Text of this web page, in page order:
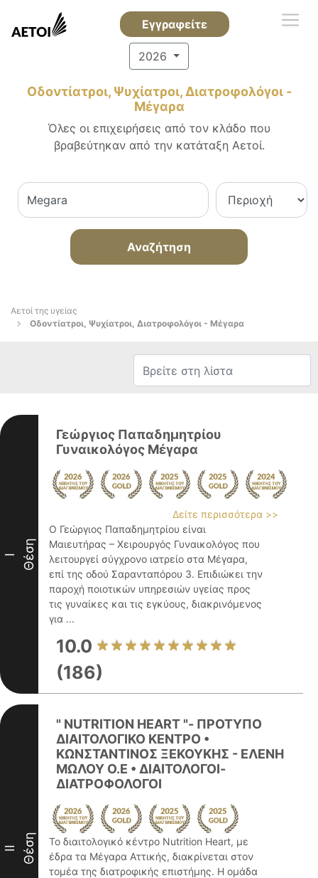
Εγγραφείτε
2026
Οδοντίατροι, Ψυχίατροι, Διατροφολόγοι -
Μέγαρα
Όλες οι επιχειρήσεις από τον κλάδο που
βραβεύτηκαν από την κατάταξη Αετοί.
Αναζήτηση
Αετοί της υγείας
Οδοντίατροι, Ψυχίατροι, Διατροφολόγοι - Μέγαρα
I Θέση
Γεώργιος Παπαδημητρίου
Γυναικολόγος Μέγαρα
Δείτε περισσότερα >>
Ο Γεώργιος Παπαδημητρίου είναι
Μαιευτήρας – Χειρουργός Γυναικολόγος που
λειτουργεί σύγχρονο ιατρείο στα Μέγαρα,
επί της οδού Σαρανταπόρου 3. Επιδιώκει την
παροχή ποιοτικών υπηρεσιών υγείας προς
τις γυναίκες και τις εγκύους, διακρινόμενος
για ...
10.0
(186)
II Θέση
" NUTRITION HEART "- ΠΡΟΤΥΠΟ
ΔΙΑΙΤΟΛΟΓΙΚΟ ΚΕΝΤΡΟ •
ΚΩΝΣΤΑΝΤΙΝΟΣ ΞΕΚΟΥΚΗΣ - ΕΛΕΝΗ
ΜΩΛΟΥ Ο.Ε • ΔΙΑΙΤΟΛΟΓΟΙ-
ΔΙΑΤΡΟΦΟΛΟΓΟΙ
Το διαιτολογικό κέντρο Nutrition Heart, με
έδρα τα Μέγαρα Αττικής, διακρίνεται στον
τομέα της διατροφικής επιστήμης. Η ομάδα